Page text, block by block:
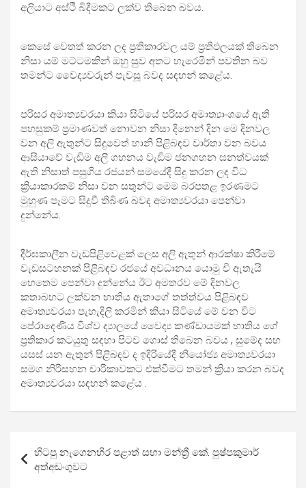
අලියාට අස්ථි බිදීමකට ලක්ව තිබෙන බවය.
කෙසේ වෙතත් කරන ලද ප්‍රතිකාරවල යම් ප්‍රතිඵලයක් තිබෙන
නිසා යම් මට්ටමකින් ඔහු සුව අතට හැරෙමින් පවතින බව
තමන්ට වෛද්‍යවරුන් පැවසූ බවද සඳහන් කළේය.
පරිසර අමාත්‍යවරයා කියා සිටියේ පරිසර අමාත්‍යාංශයේ ඇති
පහසුකම් ප්‍රමාණවත් නොවන නිසා දිනෙන් දින මෙ දිනවල
වන අලි ඇතුන්ට සිදුවෙත් හානි පිළිබඳව වාර්තා වන බවය
ආසියාවේ වැඩිම අලි ගහනය වැඩිම ජනගහන ඝනත්වයක්
ඇති නිසාත් පසුගිය රජයන් සමයේදී සිදු කරන ලද විධ
ක්‍රියාකාරකම් නිසා වන සතුන්ට මෙම බරපතළ ඉරණමට
මුහුණ පෑමට සිදුවී තිබිණ බවද අමාත්‍යවරයා පෙන්වා
දුන්නේය.
දීර්ඝකාලීන වැඩපිළිවෙළක් ලෙස අලි ඇතුන් ආරක්ෂා කිරීමේ
වැඩසටහනක් පිළිබඳව රජයේ අවධානය යොමු වී ඇතැයි
හෙතෙම පෙන්වා දුන්නේය ඊට අමතරව මේ දිනවල
කතාබහට ලක්වන භාතිය ඇතාගේ තත්ත්වය පිළිබඳව
අමාත්‍යවරයා පැහැදිලි කරමින් කියා සිටියේ මේ වන විට
පේරාදෙණිය විශ්ව ද්‍යාලයේ වෛද්‍ය කණ්ඩායමක් භාතිය ගේ
ප්‍රතිකාර කටයුතු සඳහා පිටව ගොස් තිබෙන බවය , සුමේද සහ
යසස් යන ඇතුන් පිළිබඳව ද ඉදිරියේදී නියෝජ්‍ය අමාත්‍යවරයා
සමග නිරිසහන චාරිකාවකට එක්වීමට තමන් ක්‍රියා කරන බවද
අමාත්‍යවරයා සඳහන් කළේය .
navigation
හිටපු නැගෙනහිර පළාත් සභා මන්ත්‍රී කේ. පුෂ්පකුමාර්
අත්අඩංගුවට